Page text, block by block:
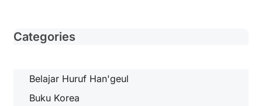
Categories
Belajar Huruf Han'geul
Buku Korea